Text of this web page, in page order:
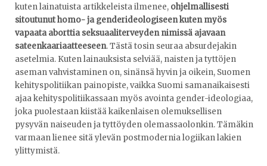
kuten lainatuista artikkeleista ilmenee, ohjelmallisesti
sitoutunut homo- ja genderideologiseen kuten myös
vapaata aborttia seksuaaliterveyden nimissä ajavaan
sateenkaariaatteeseen. Tästä tosin seuraa absurdejakin
asetelmia. Kuten lainauksista selviää, naisten ja tyttöjen
aseman vahvistaminen on, sinänsä hyvin ja oikein, Suomen
kehityspolitiikan painopiste, vaikka Suomi samanaikaisesti
ajaa kehityspolitiikassaan myös avointa gender-ideologiaa,
joka puolestaan kiistää kaikenlaisen olemuksellisen
pysyvän naiseuden ja tyttöyden olemassaolonkin. Tämäkin
varmaan lienee sitä ylevän postmodernia logiikan lakien
ylittymistä.